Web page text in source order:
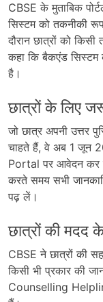
CBSE के मुताबिक
सिस्टम को तकनीकी
दौरान छात्रों को
कहा कि बैकएंड सिस्टम
है।
छात्रों के लिए
जो छात्र अपनी उत्तर
चाहते हैं, वे अब 1 जून
Portal पर आवेदन कर
करते समय सभी
पढ़ लें।
छात्रों की मदद
CBSE ने छात्रों की
किसी भी प्रकार की
Counselling